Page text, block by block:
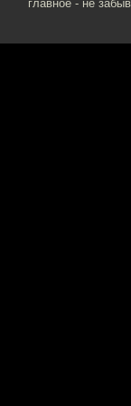
главное - не